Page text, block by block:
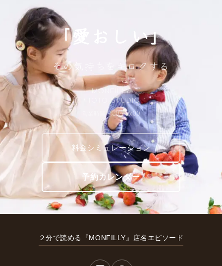
「愛おしい」
その気持ちをキロクする
MONFILLY
PHOTO STUDIO
営業時間 9:30〜16:00
料金シミュレーション
予約カレンダー
２分で読める『MONFILLY』店名エピソード